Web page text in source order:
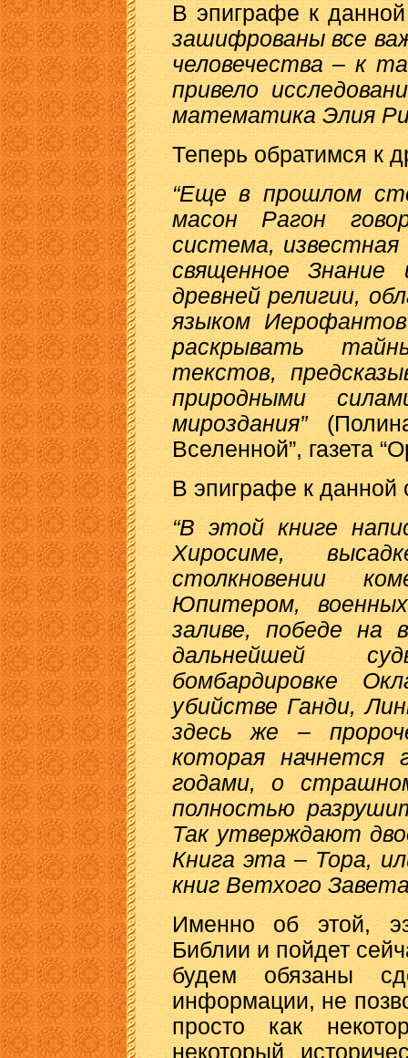
В эпиграфе к данной
зашифрованы все
человечества – к
привело
математика Элия
Теперь обратимся к
“Еще в прошлом
масон Рагон
система,
священное
древней религии,
языком
раскрывать
текстов,
природными
мироздания”
Вселенной”, газета
В эпиграфе к данной
“В этой книге
Хиросиме,
столкновении
Юпитером,
заливе, победе на
дальнейшей
бомбардировке
убийстве Ганди,
здесь же –
которая начнется
годами, о
полностью
Так утверждают
Книга эта – Тора,
книг Ветхого
Именно об этой,
Библии и пойдет
будем обязаны
информации, не
просто как
некоторый